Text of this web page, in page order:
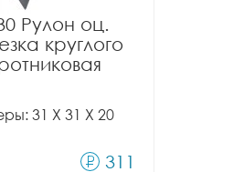
Рулон оц.
круглого
31 X 31 X 20
311